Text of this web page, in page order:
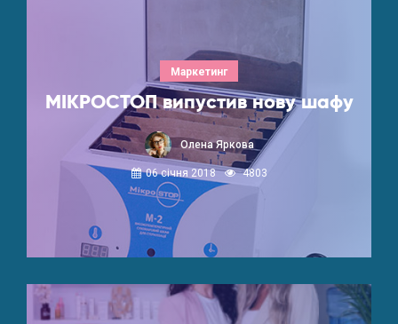
Маркетинг
МІКРОСТОП випустив нову шафу
Олена Яркова
06 січня 2018 4803